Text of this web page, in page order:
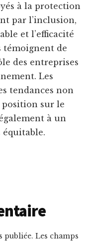
à la protection
par l’inclusion,
et l’efficacité
témoignent de
des entreprises
Les
tendances non
sur le
à un
publiée. Les champs